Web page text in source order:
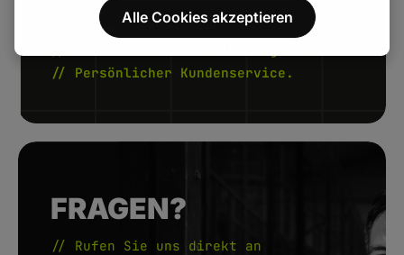
// Kurze Lieferzeiten.
// Persönlicher Kundenservice.
FRAGEN?
// Rufen Sie uns direkt an
Alle Cookies akzeptieren